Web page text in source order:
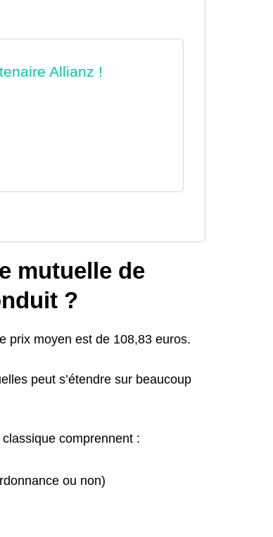
mutuelle de
?
prix moyen est de 108,83 euros.
peut s’étendre sur beaucoup
comprennent :
ou non)